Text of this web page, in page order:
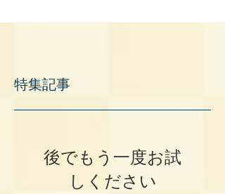
特集記事
後でもう一度お試
しください